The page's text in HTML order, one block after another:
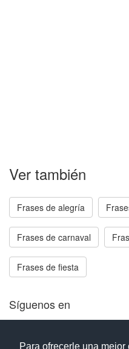
Para ofrecerle una
Ver también
Frases de alegría
Frases de carnaval
Frases de fiesta
Síguenos en